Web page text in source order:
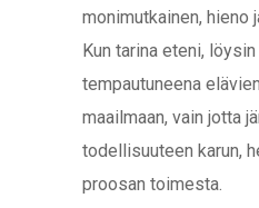
monimutkainen, hieno
Kun tarina eteni,
tempautuneena
maailmaan, vain jotta
todellisuuteen karun,
proosan toimesta.